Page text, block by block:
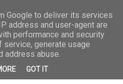
Google to deliver its services
address and user-agent are
performance and security
generate usage
address abuse.
GOT IT